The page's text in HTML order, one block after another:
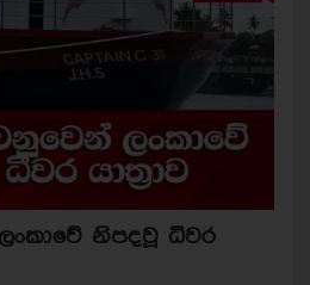
නිපදවූ ධීවර